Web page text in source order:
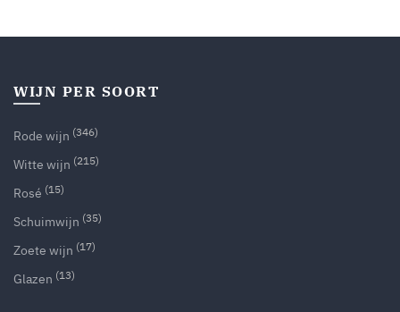
WIJN PER SOORT
Rode wijn (346)
Witte wijn (215)
Rosé (15)
Schuimwijn (35)
Zoete wijn (17)
Glazen (13)